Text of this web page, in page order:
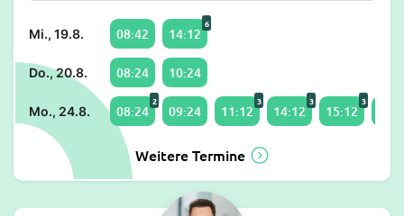
Mi., 19.8. 08:42 14:12
6
Do., 20.8. 08:24 10:24
Mo., 24.8. 08:24
2
09:24 11:12
3
14:12
3
15:12
3
Weitere Termine